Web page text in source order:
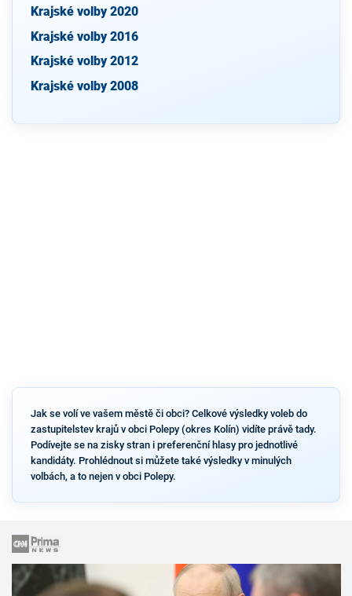
Krajské volby 2020
Krajské volby 2016
Krajské volby 2012
Krajské volby 2008
Jak se volí ve vašem městě či obci? Celkové výsledky voleb do
zastupitelstev krajů v obci Polepy (okres Kolín) vidíte právě tady.
Podívejte se na zisky stran i preferenční hlasy pro jednotlivé
kandidáty. Prohlédnout si můžete také výsledky v minulých
volbách, a to nejen v obci Polepy.